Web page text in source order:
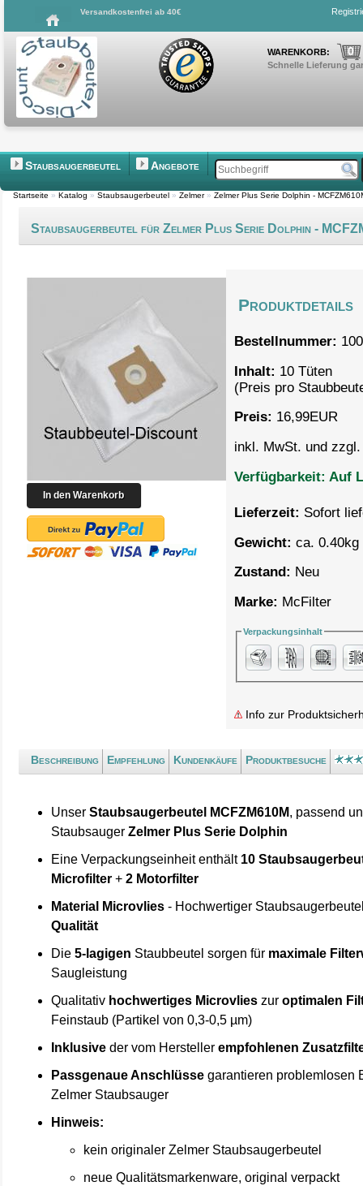
Versandkostenfrei ab 40€
WARENKORB: 0
Schnelle Lieferung
Staubsaugerbeutel Angebote
Startseite » Katalog » Staubsaugerbeutel » Zelmer » Zelmer Plus Serie Dolphin -
Staubsaugerbeutel für Zelmer Plus Serie Dolphin -
Produktdetails
Bestellnummer:
Inhalt: 10 Tüten
(Preis pro
Preis: 16,99EUR
inkl. MwSt. und
Verfügbarkeit: Auf
Lieferzeit: Sofort
Gewicht: ca. 0.40kg
Zustand: Neu
Marke: McFilter
Verpackungsinhalt
Info zur
Beschreibung Empfehlung Kundenkäufe Produktbesuche
UnserStaubsaugerbeutel MCFZM610M, passend
StaubsaugerZelmer Plus Serie Dolphin
Eine Verpackungseinheit enthält 10
Microfilter +2 Motorfilter
Material Microvlies - Hochwertiger
Qualität
Die5-lagigen Staubbeutel sorgen für maximale
Saugleistung
Qualitativ hochwertiges Microvlies zuroptimalen
Feinstaub (Partikel von 0,3-0,5 µm)
Inklusive der vom Herstellerempfohlenen
Passgenaue Anschlüsse garantieren problemlosen
Zelmer Staubsauger
Hinweis:
kein originaler Zelmer Staubsaugerbeutel
neue Qualitätsmarkenware, original verpackt